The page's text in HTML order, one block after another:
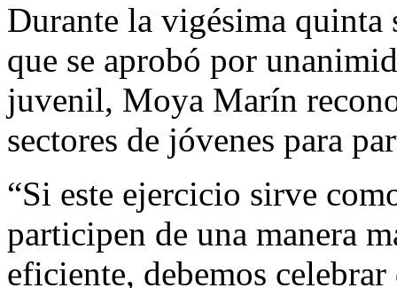
Durante la vigésima
que se aprobó por
juvenil, Moya Marín
sectores de jóvenes para
“Si este ejercicio sirve
participen de una manera
eficiente, debemos